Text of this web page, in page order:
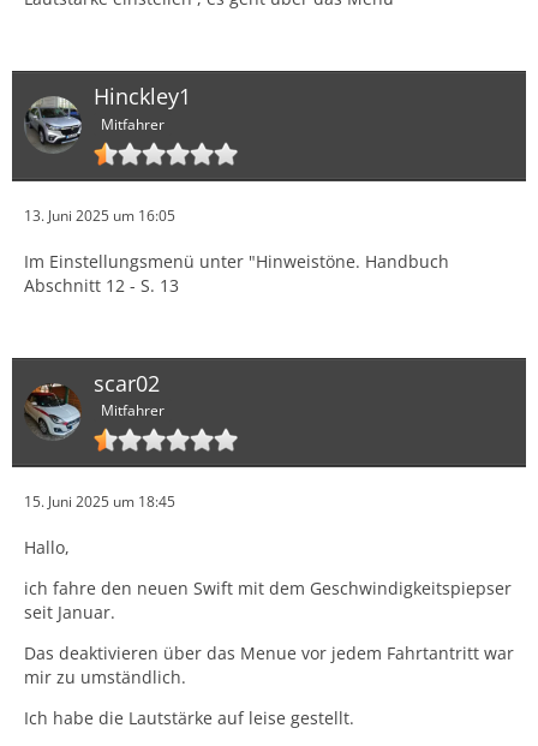
Hinckley1
Mitfahrer
13. Juni 2025 um 16:05
Im Einstellungsmenü unter "Hinweistöne. Handbuch
Abschnitt 12 - S. 13
scar02
Mitfahrer
15. Juni 2025 um 18:45
Hallo,
ich fahre den neuen Swift mit dem Geschwindigkeitspiepser
seit Januar.
Das deaktivieren über das Menue vor jedem Fahrtantritt war
mir zu umständlich.
Ich habe die Lautstärke auf leise gestellt.